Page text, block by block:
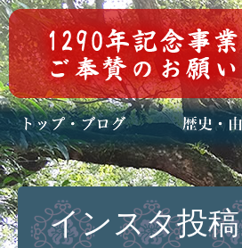
トップページ
ブログ(日々八百万)
お知らせ一覧 歴史・ご祭神
年中行事
メディア掲載
インスタ投稿